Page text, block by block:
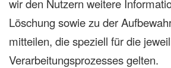
wir den Nutzern weitere
Löschung sowie zu der
mitteilen, die speziell für die
Verarbeitungsprozesses gelten.